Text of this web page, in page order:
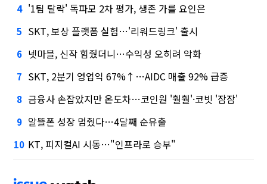
4 '1팀 탈락' 독파모 2차 평가, 생존 가를 요인은
5 SKT, 보상 플랫폼 실험…'리워드링크' 출시
6 넷마블, 신작 힘줬더니…수익성 오히려 악화
7 SKT, 2분기 영업익 67%↑…AIDC 매출 92% 급증
8 금융사 손잡았지만 온도차…코인원 '훨훨'·코빗 '잠잠'
9 알뜰폰 성장 멈췄다…4달째 순유출
10 KT, 피지컬AI 시동…"인프라로 승부"